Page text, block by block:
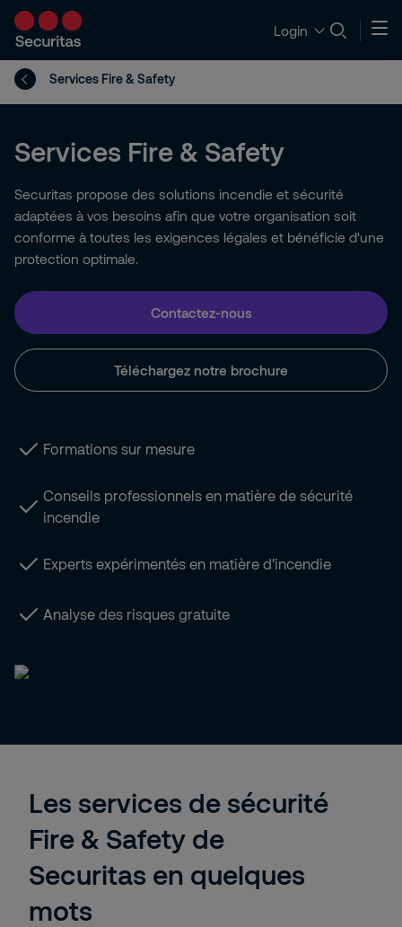
Login
Services Fire & Safety
Services Fire & Safety
Securitas propose des solutions incendie et sécurité
adaptées à vos besoins afin que votre organisation soit
conforme à toutes les exigences légales et bénéficie d'une
protection optimale.
Contactez-nous
Téléchargez notre brochure
Formations sur mesure
Conseils professionnels en matière de sécurité
incendie
Experts expérimentés en matière d'incendie
Analyse des risques gratuite
Les services de sécurité
Fire & Safety de
Securitas en quelques
mots